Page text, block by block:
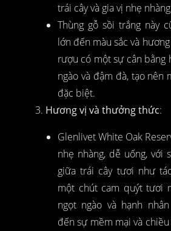
trái cây và gia vị nhẹ
Thùng gỗ sồi trắng này
lớn đến màu sắc và
rượu có một sự cân bằng
ngào và đậm đà, tạo nên
đặc biệt.
Hương vị và thưởng thức:
Glenlivet White Oak
nhẹ nhàng, dễ uống, với
giữa trái cây tươi như
một chút cam quýt tươi
ngọt ngào và hạnh
đến sự mềm mại và